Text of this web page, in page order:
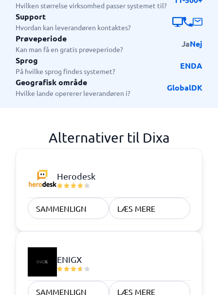
kundehenvendelser og tickets på tværs af flere
kanaler. Systemet bruges typisk af supportteams og
customer experience-afdelinger, som har behov for et
samlet overblik over sager og kundedialoger.
Hvilken størrelse virksomhed passer systemet til?
Support
Hvordan kan leverandøren kontaktes?
Prøveperiode
Kan man få en gratis prøveperiode?
JaNej
Sprog
På hvilke sprog findes systemet?
ENDA
Geografisk område
Hvilke lande opererer leverandøren i?
GlobalDK
Alternativer til Dixa
Herodesk
SAMMENLIGN LÆS MERE
ENIGX
SAMMENLIGN LÆS MERE